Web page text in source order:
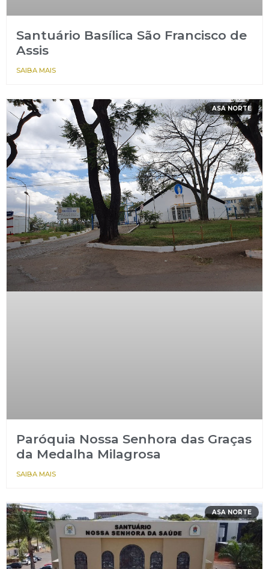
Santuário Basílica São Francisco de
Assis
SAIBA MAIS
ASA NORTE
Paróquia Nossa Senhora das Graças
da Medalha Milagrosa
SAIBA MAIS
ASA NORTE